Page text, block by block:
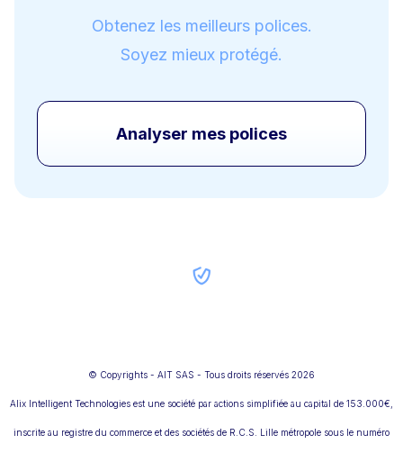
Obtenez les meilleurs polices.
Soyez mieux protégé.
Analyser mes polices
© Copyrights - AIT SAS - Tous droits réservés 2026
Alix Intelligent Technologies est une société par actions simplifiée au capital de 153.000€,
inscrite au registre du commerce et des sociétés de R.C.S. Lille métropole sous le numéro